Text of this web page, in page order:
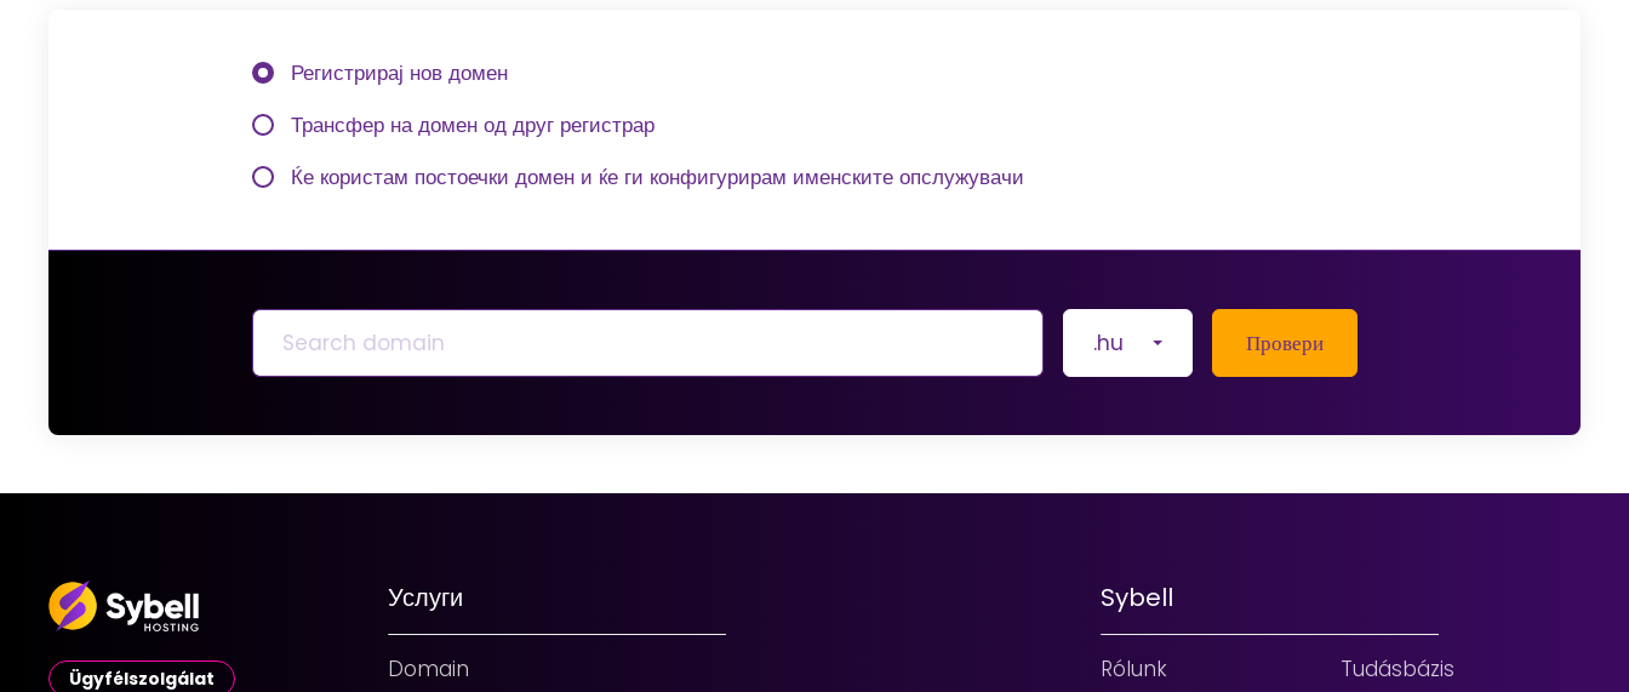
Регистрирај нов домен
Трансфер на домен од друг регистрар
Ќе користам постоечки домен и ќе ги конфигурирам именските опслужувачи
.hu Провери
Ügyfélszolgálat
Услуги
Domain
Sybell
Rólunk
Tudásbázis